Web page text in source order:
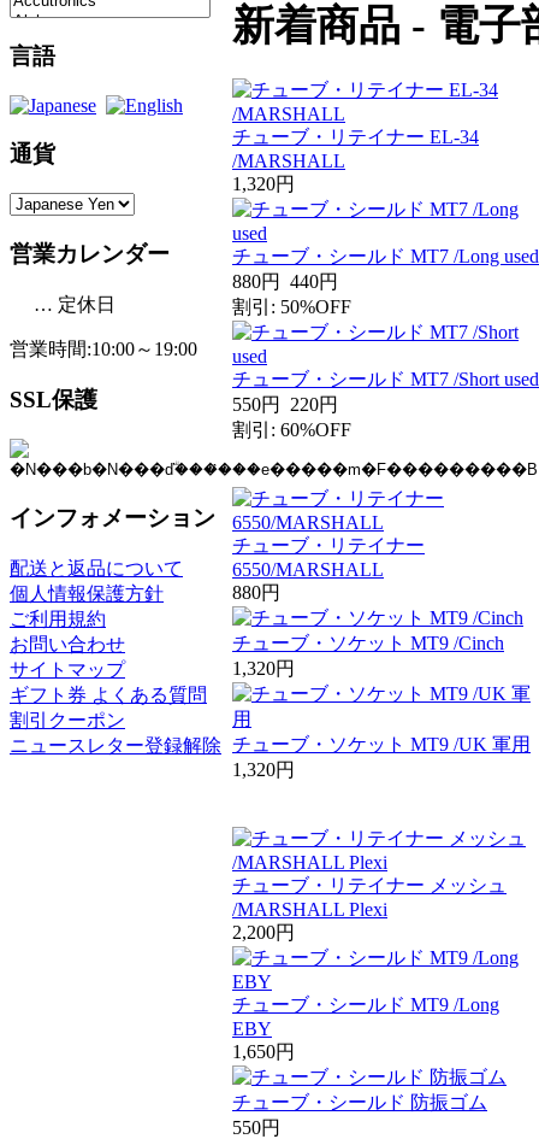
言語
通貨
営業カレンダー
… 定休日
営業時間:10:00～19:00
SSL保護
インフォメーション
配送と返品について
個人情報保護方針
ご利用規約
お問い合わせ
サイトマップ
ギフト券 よくある質問
割引クーポン
ニュースレター登録解除
新着商品 - 電子
チューブ・リテイナー EL-34
/MARSHALL
1,320円
チューブ・シールド MT7 /Long used
880円
440円
割引: 50%OFF
チューブ・シールド MT7 /Short used
550円
220円
割引: 60%OFF
チューブ・リテイナー
6550/MARSHALL
880円
チューブ・ソケット MT9 /Cinch
1,320円
チューブ・ソケット MT9 /UK 軍用
1,320円
チューブ・リテイナー メッシュ
/MARSHALL Plexi
2,200円
チューブ・シールド MT9 /Long
EBY
1,650円
チューブ・シールド 防振ゴム
550円